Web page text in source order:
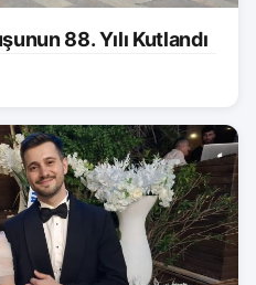
88. Yılı Kutlandı